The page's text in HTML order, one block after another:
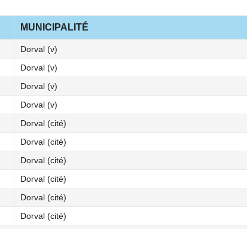
MUNICIPALITÉ
Dorval (v)
Dorval (v)
Dorval (v)
Dorval (v)
Dorval (cité)
Dorval (cité)
Dorval (cité)
Dorval (cité)
Dorval (cité)
Dorval (cité)